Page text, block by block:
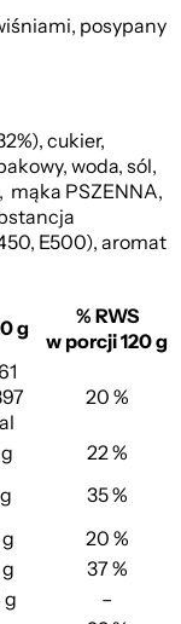
posypany
cukier,
woda, sól,
mąka PSZENNA,
E500), aromat
g
% RWS
w porcji 120 g
20 %
22 %
35 %
20 %
37 %
g
–